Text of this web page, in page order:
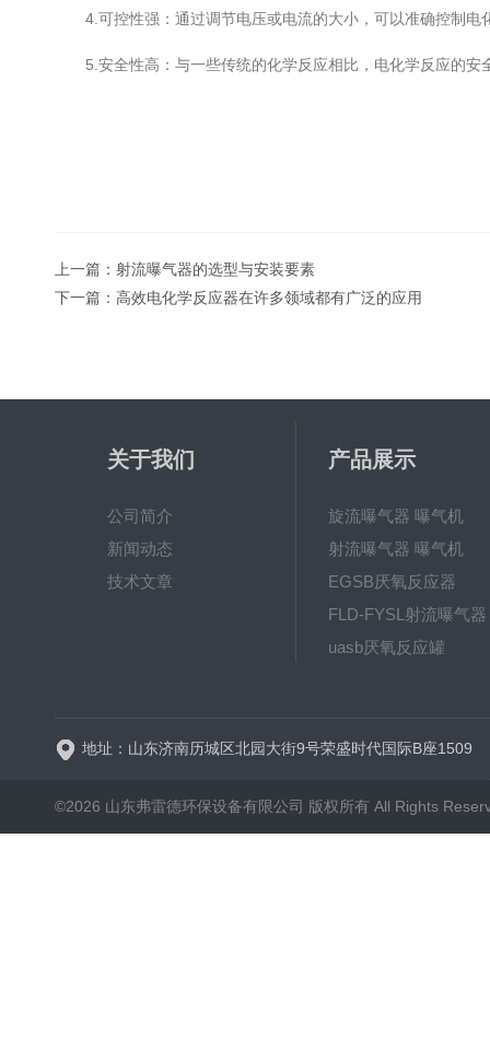
4.可控性强：通过调节电压或电流的大小，可以准确控制电
5.安全性高：与一些传统的化学反应相比，电化学反应的安
上一篇： 射流曝气器的选型与安装要素
下一篇： 高效电化学反应器在许多领域都有广泛的应用
关于我们
公司简介
新闻动态
技术文章
产品展示
旋流曝气器 曝气机
射流曝气器 曝气机
EGSB厌氧反应器
FLD-FYSL射流曝气器
uasb厌氧反应罐
地址：山东济南历城区北园大街9号荣盛时代国际B座1509
©2026 山东弗雷德环保设备有限公司 版权所有 All Rights